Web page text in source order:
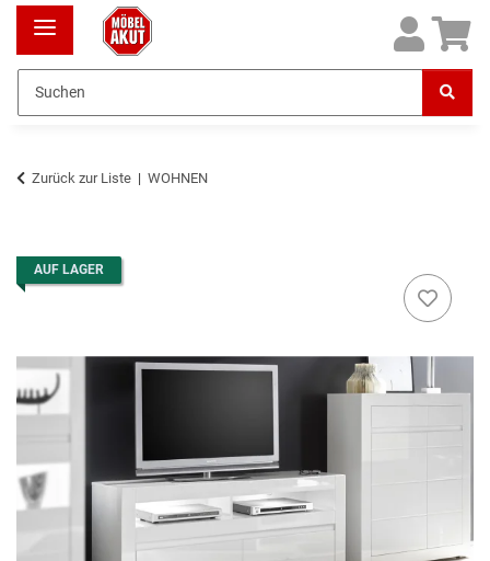
Zurück zur Liste WOHNEN
AUF LAGER